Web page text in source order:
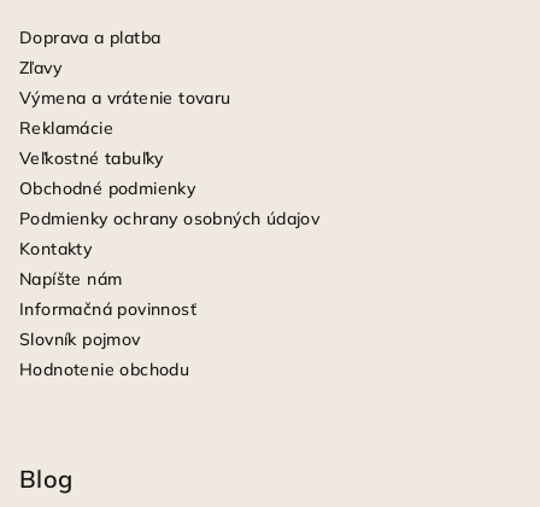
Doprava a platba
Zľavy
Výmena a vrátenie tovaru
Reklamácie
Veľkostné tabuľky
Obchodné podmienky
Podmienky ochrany osobných údajov
Kontakty
Napíšte nám
Informačná povinnosť
Slovník pojmov
Hodnotenie obchodu
Blog